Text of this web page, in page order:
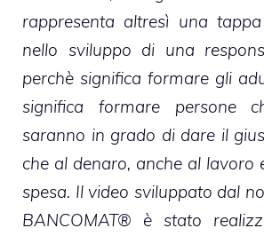
rappresenta altresì una
nello sviluppo di una
perchè significa formare gli
significa formare persone
saranno in grado di dare il
che al denaro, anche al lavoro
spesa. Il video sviluppato dal
BANCOMAT® è stato